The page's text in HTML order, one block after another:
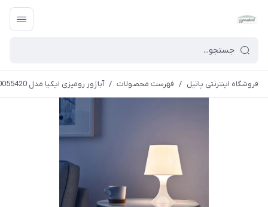
فروشگاه اینترنتی پاتیل / فهرست محصولات / آباژور رومیزی ایکیا مدل 40055420